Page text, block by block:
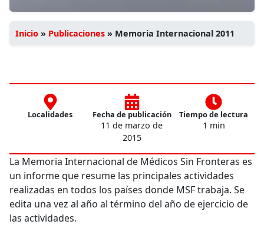
Inicio » Publicaciones » Memoria Internacional 2011
Localidades Fecha de publicación
11 de marzo de
2015
Tiempo de lectura
1 min
La Memoria Internacional de Médicos Sin Fronteras es
un informe que resume las principales actividades
realizadas en todos los países donde MSF trabaja. Se
edita una vez al año al término del año de ejercicio de
las actividades.